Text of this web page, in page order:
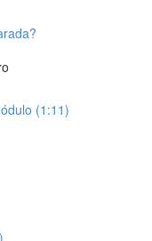
(1:11)